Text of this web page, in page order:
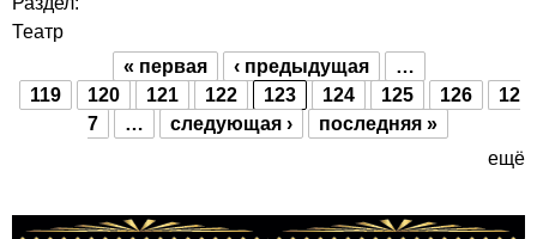
Театр
Страницы
« первая ‹ предыдущая
…
119
120 121 122 123 124 125 126
12
7
… следующая ›
последняя »
ещё